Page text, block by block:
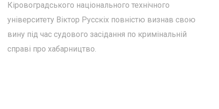
Кіровоградського національного технічного
університету Віктор Русскіх повністю визнав свою
вину під час судового засідання по кримінальній
справі про хабарництво.